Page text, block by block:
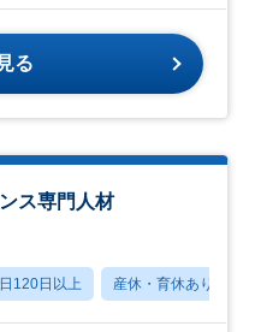
る
ス専門人材
120日以上 産休・育休あり